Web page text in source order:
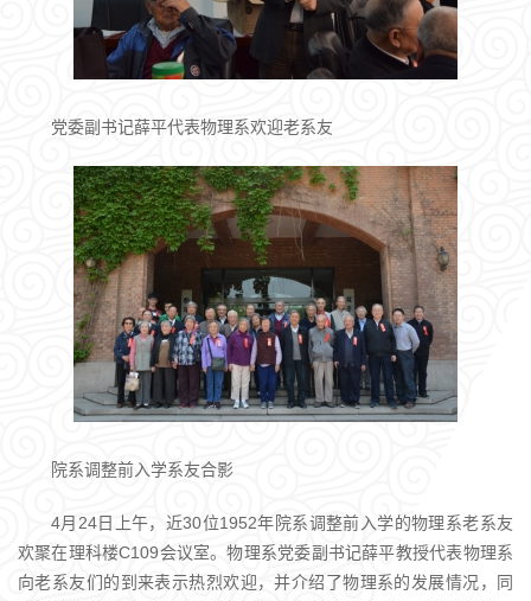
党委副书记薛平代表物理系欢迎老系友
院系调整前入学系友合影
4月24日上午，近30位1952年院系调整前入学的物理系老系友
欢聚在理科楼C109会议室。物理系党委副书记薛平教授代表物理系
向老系友们的到来表示热烈欢迎，并介绍了物理系的发展情况，同